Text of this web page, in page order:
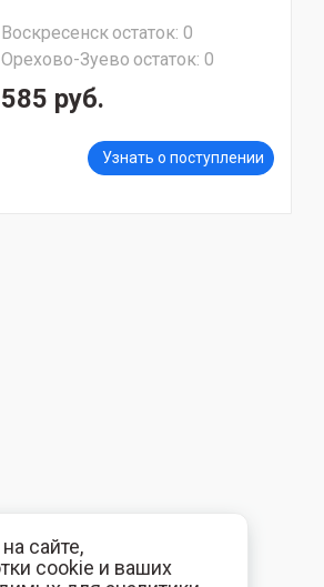
Воскресенскостаток: 0
Орехово-Зуево остаток: 0
585 руб.
Узнать о поступлении
сайте,
cookie и ваших